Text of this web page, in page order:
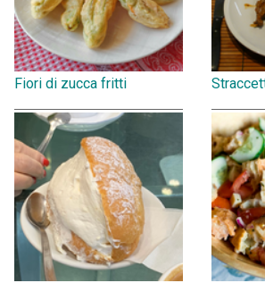
Fiori di zucca fritti